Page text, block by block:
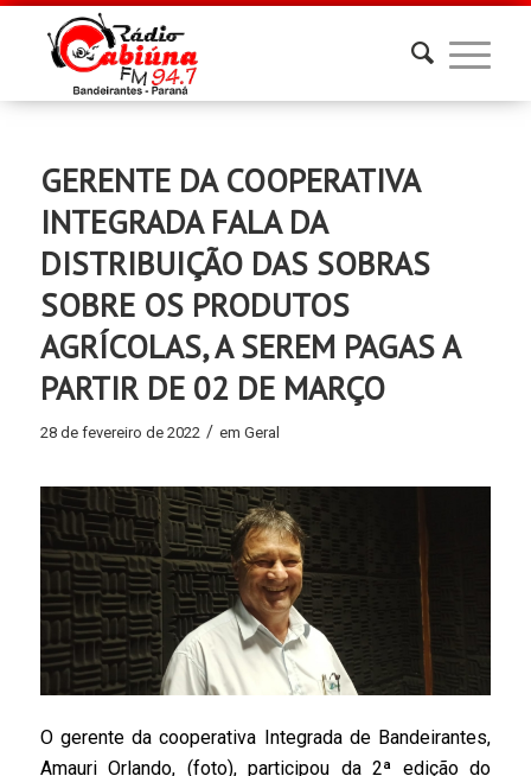
GERENTE DA COOPERATIVA
INTEGRADA FALA DA
DISTRIBUIÇÃO DAS SOBRAS
SOBRE OS PRODUTOS
AGRÍCOLAS, A SEREM PAGAS A
PARTIR DE 02 DE MARÇO
28 de fevereiro de 2022 / em Geral
O gerente da cooperativa Integrada de Bandeirantes,
Amauri Orlando, (foto), participou da 2ª edição do